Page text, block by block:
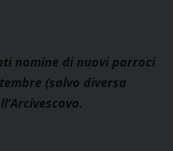
nomine di nuovi parroci
(salvo diversa